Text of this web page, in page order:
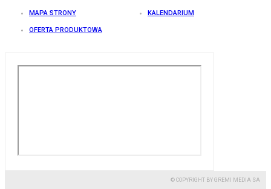
MAPA STRONY KALENDARIUM
OFERTA PRODUKTOWA
© COPYRIGHT BY GREMI MEDIA SA